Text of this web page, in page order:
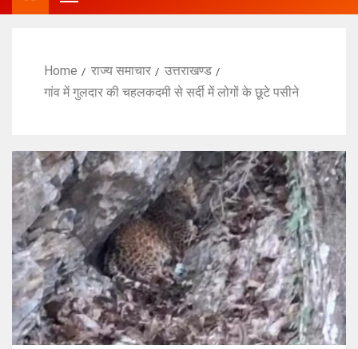
Home राज्य समाचार
उत्तराखण्ड
गांव में गुलदार की चहलकदमी से सर्दी में लोगों के छूटे पसीने